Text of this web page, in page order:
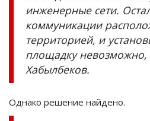
инженерные сети.
коммуникации
территорией, и
площадку невозможно,
Хабылбеков.
Однако решение найдено.